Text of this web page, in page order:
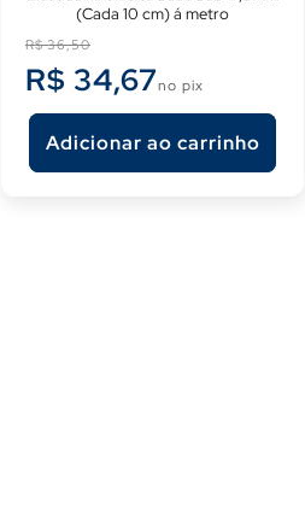
(Cada 10 cm) á metro
Preço
normal
R$ 36,50
R$ 34,67no pix
Adicionar ao carrinho